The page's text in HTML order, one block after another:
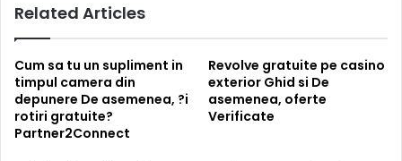
Related Articles
Cum sa tu un supliment in
timpul camera din
depunere De asemenea, ?i
rotiri gratuite?
Partner2Connect
Revolve gratuite pe casino
exterior Ghid si De
asemenea, oferte
Verificate